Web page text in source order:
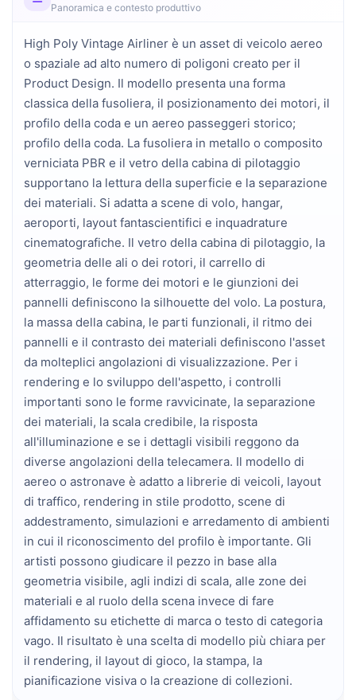
Panoramica e contesto produttivo
High Poly Vintage Airliner è un asset di veicolo aereo
o spaziale ad alto numero di poligoni creato per il
Product Design. Il modello presenta una forma
classica della fusoliera, il posizionamento dei motori, il
profilo della coda e un aereo passeggeri storico;
profilo della coda. La fusoliera in metallo o composito
verniciata PBR e il vetro della cabina di pilotaggio
supportano la lettura della superficie e la separazione
dei materiali. Si adatta a scene di volo, hangar,
aeroporti, layout fantascientifici e inquadrature
cinematografiche. Il vetro della cabina di pilotaggio, la
geometria delle ali o dei rotori, il carrello di
atterraggio, le forme dei motori e le giunzioni dei
pannelli definiscono la silhouette del volo. La postura,
la massa della cabina, le parti funzionali, il ritmo dei
pannelli e il contrasto dei materiali definiscono l'asset
da molteplici angolazioni di visualizzazione. Per i
rendering e lo sviluppo dell'aspetto, i controlli
importanti sono le forme ravvicinate, la separazione
dei materiali, la scala credibile, la risposta
all'illuminazione e se i dettagli visibili reggono da
diverse angolazioni della telecamera. Il modello di
aereo o astronave è adatto a librerie di veicoli, layout
di traffico, rendering in stile prodotto, scene di
addestramento, simulazioni e arredamento di ambienti
in cui il riconoscimento del profilo è importante. Gli
artisti possono giudicare il pezzo in base alla
geometria visibile, agli indizi di scala, alle zone dei
materiali e al ruolo della scena invece di fare
affidamento su etichette di marca o testo di categoria
vago. Il risultato è una scelta di modello più chiara per
il rendering, il layout di gioco, la stampa, la
pianificazione visiva o la creazione di collezioni.